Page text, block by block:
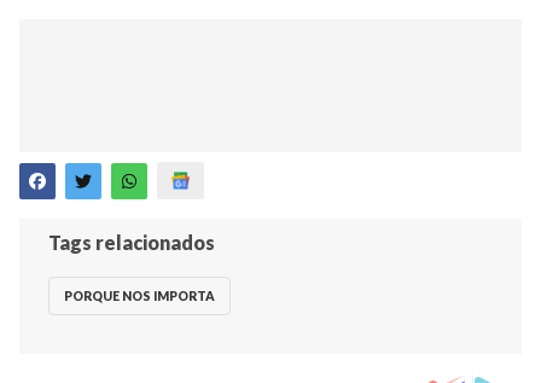
Tags relacionados
PORQUE NOS IMPORTA